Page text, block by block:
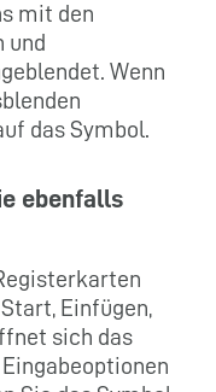
mit den
und
Wenn
das Symbol.
ebenfalls
Einfügen,
sich das